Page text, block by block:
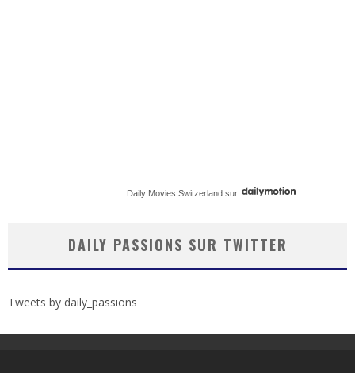
Daily Movies Switzerland sur
DAILY PASSIONS SUR TWITTER
Tweets by daily_passions